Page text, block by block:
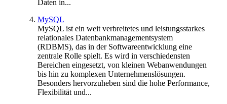
Daten in...
MySQL
MySQL ist ein weit verbreitetes und leistungsstarkes
relationales Datenbankmanagementsystem
(RDBMS), das in der Softwareentwicklung eine
zentrale Rolle spielt. Es wird in verschiedensten
Bereichen eingesetzt, von kleinen Webanwendungen
bis hin zu komplexen Unternehmenslösungen.
Besonders hervorzuheben sind die hohe Performance,
Flexibilität und...